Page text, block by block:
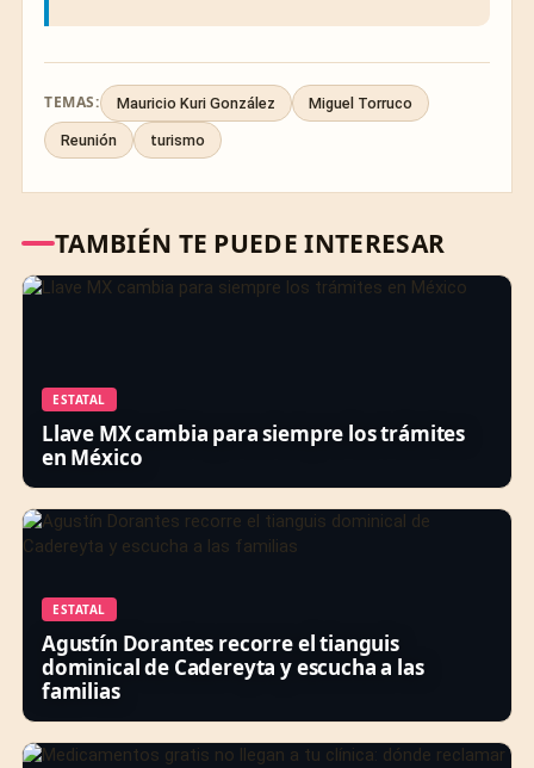
TEMAS: Mauricio Kuri González Miguel Torruco
Reunión turismo
TAMBIÉN TE PUEDE INTERESAR
ESTATAL
Llave MX cambia para siempre los trámites
en México
ESTATAL
Agustín Dorantes recorre el tianguis
dominical de Cadereyta y escucha a las
familias